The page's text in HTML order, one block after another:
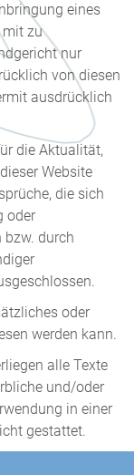
eines
mit zu
nur
von diesen
ausdrücklich
die Aktualität,
Website
die sich
oder
durch
oder
werden kann.
alle Texte
und/oder
in einer
gestattet.